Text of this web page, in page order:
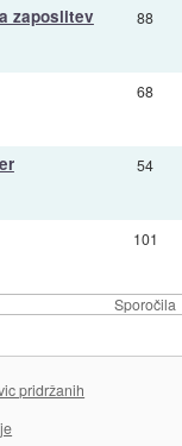
Sporočila
zaposlitev 88
68
54
101
pridržanih